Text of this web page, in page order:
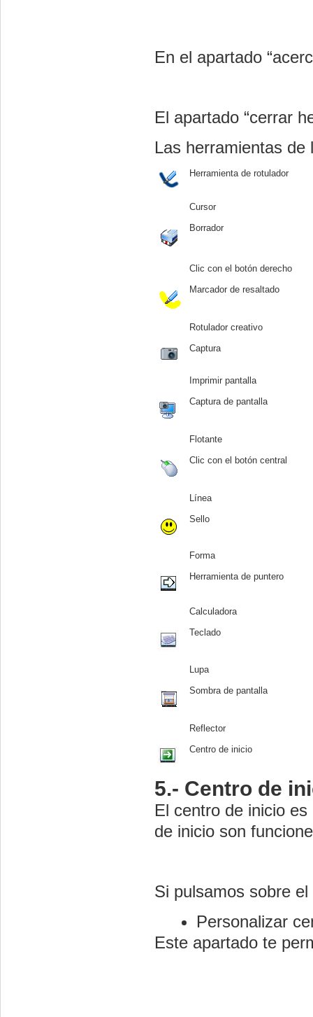
En el apartado
El apartado “cerrar
Las herramientas
Herramienta de rotulador
Cursor
Borrador
Clic con el botón derecho
Marcador de resaltado
Rotulador creativo
Captura
Imprimir pantalla
Captura de pantalla
Flotante
Clic con el botón central
Línea
Sello
Forma
Herramienta de puntero
Calculadora
Teclado
Lupa
Sombra de pantalla
Reflector
Centro de inicio
5.- Centro de
El centro de inicio
de inicio son
Si pulsamos sobre
Personalizar
Este apartado te